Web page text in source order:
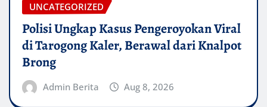
UNCATEGORIZED
Polisi Ungkap Kasus Pengeroyokan Viral
di Tarogong Kaler, Berawal dari Knalpot
Brong
Admin Berita Aug 8, 2026